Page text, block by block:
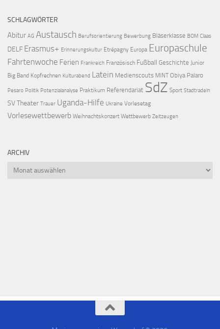
SCHLAGWÖRTER
Abitur AG Austausch Berufsorientierung Bewerbung Bläserklasse BOM Claas
DELF Erasmus+ Erinnerungskultur Etrépagny Europa Europaschule
Fahrtenwoche Ferien Frankreich Französisch Fußball Geschichte Junior
Big Band Kopfrechnen Kulturabend Latein Medienscouts MINT Obiya Palaro
Pesaro Politik Potenzialanalyse Praktikum Referendariat SdZ Sport Stadtradeln
SVTheater Trauer Uganda-Hilfe Ukraine Vorlesetag
Vorlesewettbewerb Weihnachtskonzert Wettbewerb Zeitzeugen
ARCHIV